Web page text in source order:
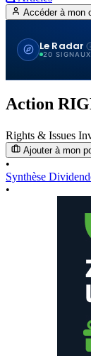
Accéder à mon
Le Radar
20 SIGNAUX
Action
Rights & Issues
Ajouter à mon
•
Synthèse
•